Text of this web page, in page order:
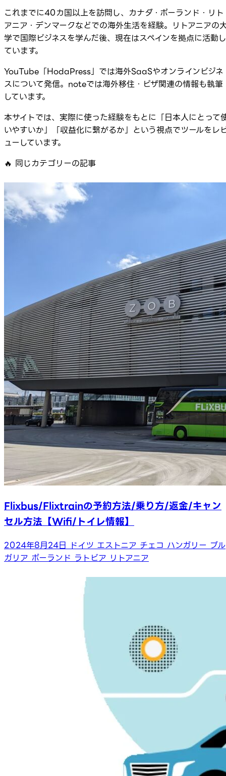
これまでに40カ国以上を訪問し、カナダ・ポーランド・リト
アニア・デンマークなどでの海外生活を経験。リトアニアの
学で国際ビジネスを学んだ後、現在はスペインを拠点に活動し
ています。
YouTube「HodaPress」では海外SaaSやオンラインビジネ
スについて発信。noteでは海外移住・ビザ関連の情報も執筆
しています。
本サイトでは、実際に使った経験をもとに「日本人にとって
いやすいか」「収益化に繋がるか」という視点でツールをレ
ューしています。
🔥 同じカテゴリーの記事
Flixbus/Flixtrainの予約方法/乗り方/返金/キャン
セル方法【Wifi/トイレ情報】
2024年8月24日 ドイツ エストニア チェコ ハンガリー ブル
ガリア ポーランド ラトビア リトアニア